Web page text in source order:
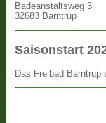
Badeanstaltsweg 3
32683 Barntrup
Saisonstart
Das Freibad Barntrup